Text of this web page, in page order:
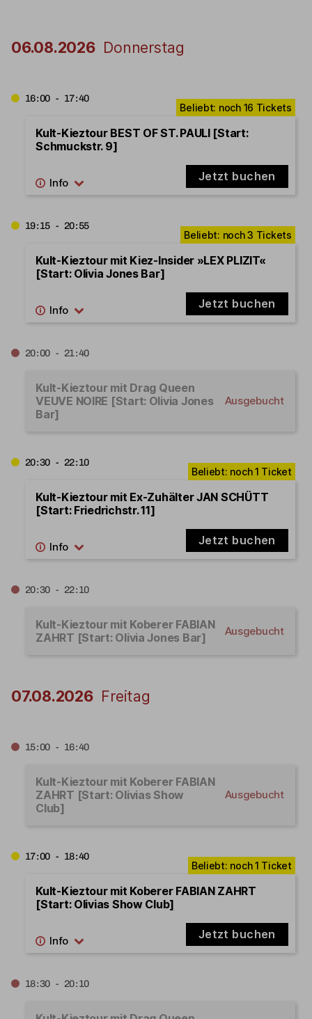
06.08.2026 Donnerstag
16:00 - 17:40
Kult-Kieztour BEST OF ST. PAULI [Start:
Schmuckstr. 9]
Jetzt buchen
19:15 - 20:55
Kult-Kieztour mit Kiez-Insider »LEX PLIZIT«
[Start: Olivia Jones Bar]
Jetzt buchen
20:00 - 21:40
Kult-Kieztour mit Drag Queen
VEUVE NOIRE [Start: Olivia Jones
Bar]
Ausgebucht
20:30 - 22:10
Kult-Kieztour mit Ex-Zuhälter JAN SCHÜTT
[Start: Friedrichstr. 11]
Jetzt buchen
20:30 - 22:10
Kult-Kieztour mit Koberer FABIAN
ZAHRT [Start: Olivia Jones Bar]
Ausgebucht
07.08.2026 Freitag
15:00 - 16:40
Kult-Kieztour mit Koberer FABIAN
ZAHRT [Start: Olivias Show
Club]
Ausgebucht
17:00 - 18:40
Kult-Kieztour mit Koberer FABIAN ZAHRT
[Start: Olivias Show Club]
Jetzt buchen
18:30 - 20:10